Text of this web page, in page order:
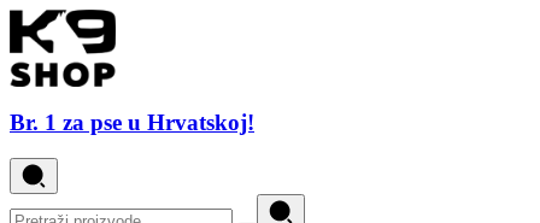
Br. 1 za pse u Hrvatskoj!